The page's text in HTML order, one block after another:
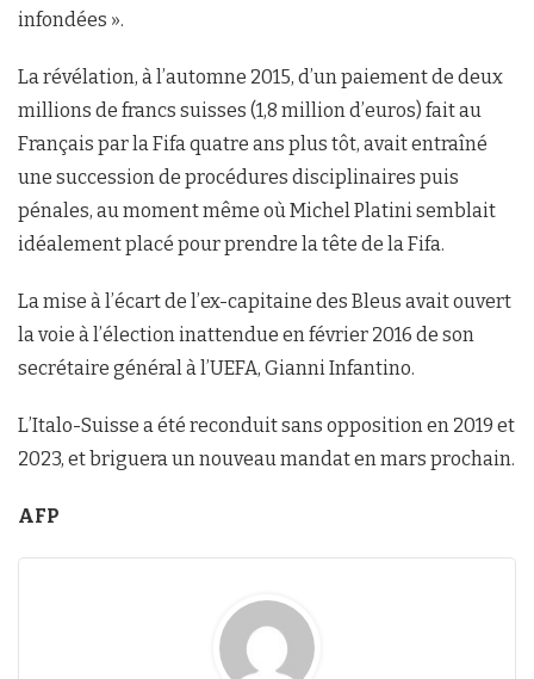
infondées ».
La révélation, à l’automne 2015, d’un paiement de deux
millions de francs suisses (1,8 million d’euros) fait au
Français par la Fifa quatre ans plus tôt, avait entraîné
une succession de procédures disciplinaires puis
pénales, au moment même où Michel Platini semblait
idéalement placé pour prendre la tête de la Fifa.
La mise à l’écart de l’ex-capitaine des Bleus avait ouvert
la voie à l’élection inattendue en février 2016 de son
secrétaire général à l’UEFA, Gianni Infantino.
L’Italo-Suisse a été reconduit sans opposition en 2019 et
2023, et briguera un nouveau mandat en mars prochain.
AFP